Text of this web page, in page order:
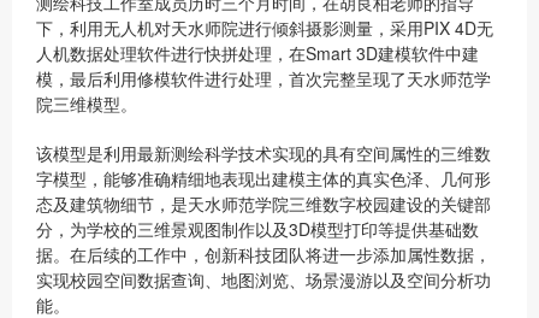
下，利用无人机对天水师院进行倾斜摄影测量，采用PIX 4D无
人机数据处理软件进行快拼处理，在Smart 3D建模软件中建
模，最后利用修模软件进行处理，首次完整呈现了天水师范学
院三维模型。
该模型是利用最新测绘科学技术实现的具有空间属性的三维数
字模型，能够准确精细地表现出建模主体的真实色泽、几何形
态及建筑物细节，是天水师范学院三维数字校园建设的关键部
分，为学校的三维景观图制作以及3D模型打印等提供基础数
据。在后续的工作中，创新科技团队将进一步添加属性数据，
实现校园空间数据查询、地图浏览、场景漫游以及空间分析功
能。